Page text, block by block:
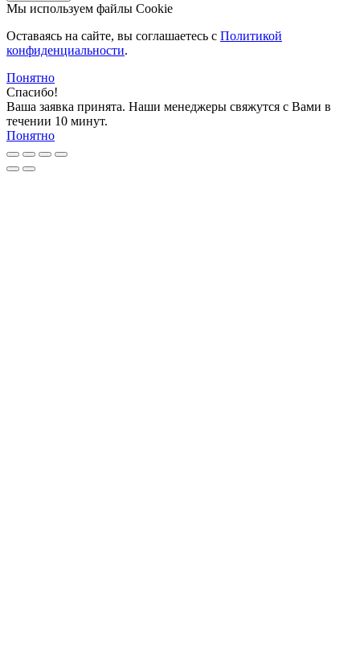
Мы используем файлы Cookie
Оставаясь на сайте, вы соглашаетесь c Политикой
конфиденциальности.
Понятно
Спасибо!
Ваша заявка принята. Наши менеджеры свяжутся с Вами в
течении 10 минут.
Понятно